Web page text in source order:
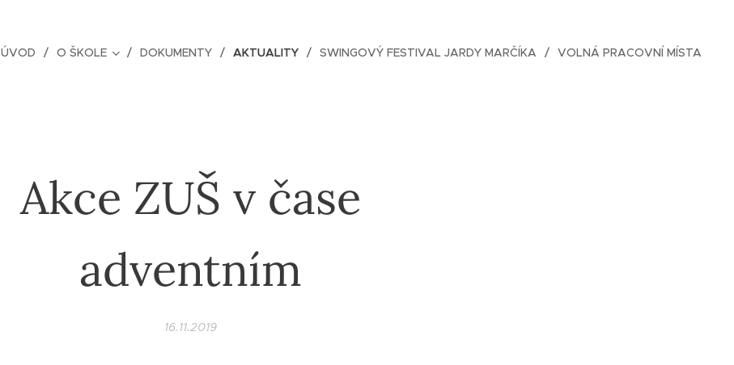
ÚVOD O ŠKOLE DOKUMENTY AKTUALITY SWINGOVÝ FESTIVAL JARDY MARČÍKA VOLNÁ PRACOVNÍ MÍSTA
Akce ZUŠ v čase
adventním
16.11.2019